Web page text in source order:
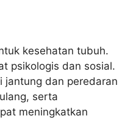
kesehatan tubuh.
psikologis dan sosial.
jantung dan peredaran
serta
meningkatkan